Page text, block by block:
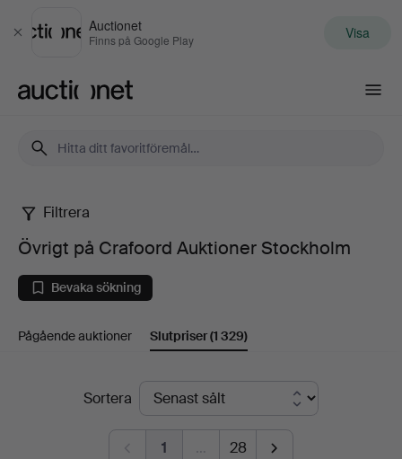
Stäng
Auctionet
Finns på Google Play Visa
Övrigt
på
Crafoord
Auktioner
Stockholm
Filtrera
Övrigt på Crafoord Auktioner Stockholm
Bevaka sökning
Pågående auktioner Slutpriser(1 329)
SlutpriserSortera
1 … 28